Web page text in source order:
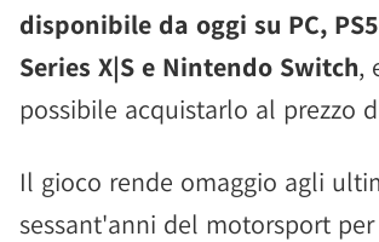
disponibile da oggi su PC,
Series X|S e Nintendo Switch,
possibile acquistarlo al prezzo
Il gioco rende omaggio agli
sessant'anni del motorsport